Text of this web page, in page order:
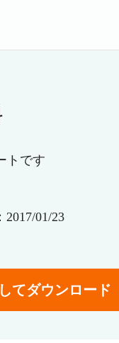
トです
2017/01/23
てダウンロード